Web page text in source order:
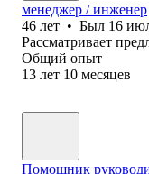
менеджер / инженер
46 лет • Был 16
Рассматривает
Общий опыт
13 лет 10 месяцев
Помощник